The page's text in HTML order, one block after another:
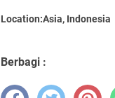
Location:Asia, Indonesia
Berbagi :